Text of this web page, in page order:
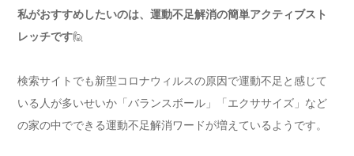
私がおすすめしたいのは、運動不足解消の簡単アクティブスト
レッチです🙋
検索サイトでも新型コロナウィルスの原因で運動不足と感じて
いる人が多いせいか「バランスボール」「エクササイズ」など
の家の中でできる運動不足解消ワードが増えているようです。